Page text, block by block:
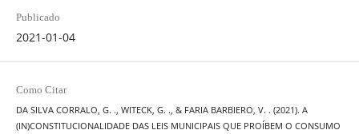
Publicado
2021-01-04
Como Citar
DA SILVA CORRALO, G. ., WITECK, G. ., & FARIA BARBIERO, V. . (2021). A
(IN)CONSTITUCIONALIDADE DAS LEIS MUNICIPAIS QUE PROÍBEM O CONSUMO